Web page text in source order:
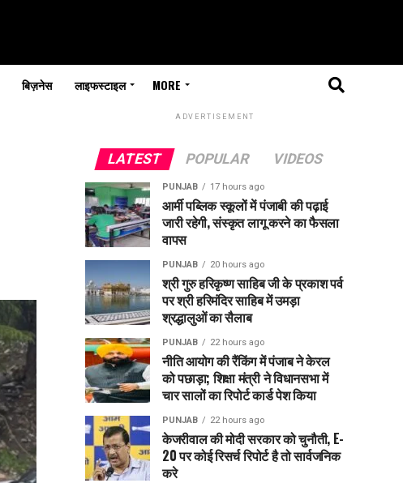
बिज़नेस लाइफस्टाइल MORE
ADVERTISEMENT
LATEST POPULAR VIDEOS
PUNJAB 17 hours ago
आर्मी पब्लिक स्कूलों में पंजाबी की पढ़ाई
जारी रहेगी, संस्कृत लागू करने का फैसला
वापस
PUNJAB 20 hours ago
श्री गुरु हरिकृष्ण साहिब जी के प्रकाश पर्व
पर श्री हरिमंदिर साहिब में उमड़ा
श्रद्धालुओं का सैलाब
PUNJAB 22 hours ago
नीति आयोग की रैंकिंग में पंजाब ने केरल
को पछाड़ा; शिक्षा मंत्री ने विधानसभा में
चार सालों का रिपोर्ट कार्ड पेश किया
PUNJAB 22 hours ago
केजरीवाल की मोदी सरकार को चुनौती, E-
20 पर कोई रिसर्च रिपोर्ट है तो सार्वजनिक
करे